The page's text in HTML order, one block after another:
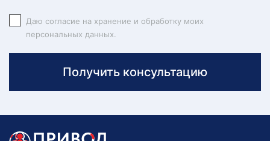
Даю согласие на хранение и обработку моих
персональных данных.
Получить консультацию